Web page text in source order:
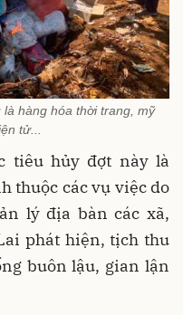
hàng hóa thời trang, mỹ
tử...
tiêu hủy đợt này là
thuộc các vụ việc do
lý địa bàn các xã,
phát hiện, tịch thu
buôn lậu, gian lận